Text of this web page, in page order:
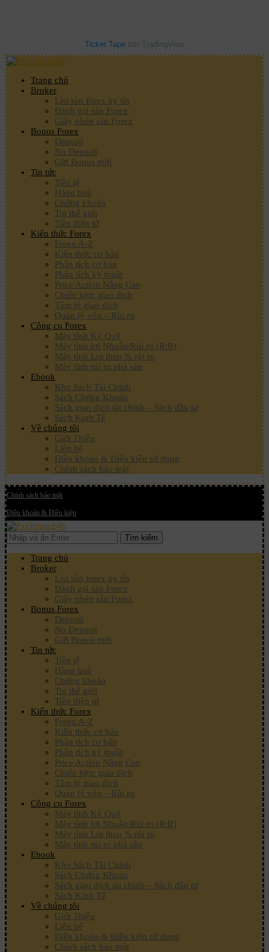
Ticker Tape bởi TradingView
Trang chủ
Broker
List sàn forex uy tín
Đánh giá sàn Forex
Giấy phép sàn Forex
Bonus Forex
Deposit
No Deposit
Gửi Bonus mới
Tin tức
Tiền tệ
Hàng hoá
Chứng khoán
Tin thế giới
Tiền điện tử
Kiến thức Forex
Forex A-Z
Kiến thức cơ bản
Phân tích cơ bản
Phân tích kỹ thuật
Price Action Nâng Cao
Chiến lược giao dịch
Tâm lý giao dịch
Quản lý vốn – Rủi ro
Công cụ Forex
Máy tính Ký Quỹ
Máy tính lợi Nhuận/Rủi ro (R:R)
Máy tính Lot theo % rủi ro
Máy tính rủi ro phá sản
Ebook
Kho Sách Tài Chính
Sách Chứng Khoán
Sách giao dịch tài chính – Sách đầu tư
Sách Kinh Tế
Về chúng tôi
Giới Thiệu
Liên hệ
Điều khoản & Điều kiện sử dụng
Chính sách bảo mật
Chính sách bảo mật
Điều khoản & Điều kiện
Tìm kiếm
Trang chủ
Broker
List sàn forex uy tín
Đánh giá sàn Forex
Giấy phép sàn Forex
Bonus Forex
Deposit
No Deposit
Gửi Bonus mới
Tin tức
Tiền tệ
Hàng hoá
Chứng khoán
Tin thế giới
Tiền điện tử
Kiến thức Forex
Forex A-Z
Kiến thức cơ bản
Phân tích cơ bản
Phân tích kỹ thuật
Price Action Nâng Cao
Chiến lược giao dịch
Tâm lý giao dịch
Quản lý vốn – Rủi ro
Công cụ Forex
Máy tính Ký Quỹ
Máy tính lợi Nhuận/Rủi ro (R:R)
Máy tính Lot theo % rủi ro
Máy tính rủi ro phá sản
Ebook
Kho Sách Tài Chính
Sách Chứng Khoán
Sách giao dịch tài chính – Sách đầu tư
Sách Kinh Tế
Về chúng tôi
Giới Thiệu
Liên hệ
Điều khoản & Điều kiện sử dụng
Chính sách bảo mật